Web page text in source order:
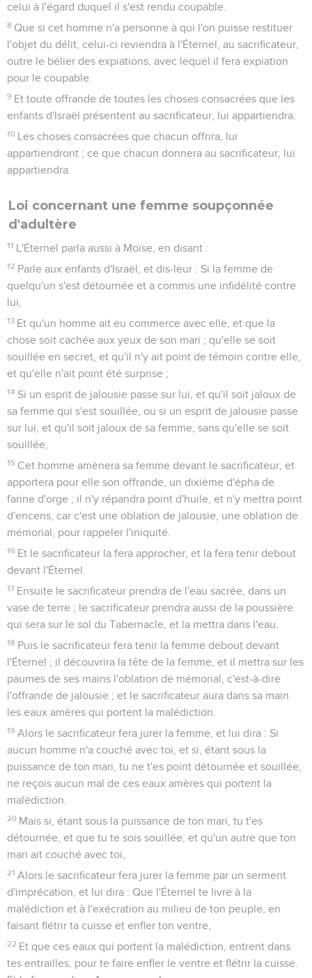
celui à l'égard duquel il s'est rendu coupable.
8 Que si cet homme n'a personne à qui l'on puisse restituer
l'objet du délit, celui-ci reviendra à l'Éternel, au sacrificateur,
outre le bélier des expiations, avec lequel il fera expiation
pour le coupable.
9 Et toute offrande de toutes les choses consacrées que les
enfants d'Israël présentent au sacrificateur, lui appartiendra.
10 Les choses consacrées que chacun offrira, lui
appartiendront ; ce que chacun donnera au sacrificateur, lui
appartiendra.
Loi concernant une femme soupçonnée
d'adultère
11 L'Éternel parla aussi à Moïse, en disant :
12 Parle aux enfants d'Israël, et dis-leur : Si la femme de
quelqu'un s'est détournée et a commis une infidélité contre
lui,
13 Et qu'un homme ait eu commerce avec elle, et que la
chose soit cachée aux yeux de son mari ; qu'elle se soit
souillée en secret, et qu'il n'y ait point de témoin contre elle,
et qu'elle n'ait point été surprise ;
14 Si un esprit de jalousie passe sur lui, et qu'il soit jaloux de
sa femme qui s'est souillée, ou si un esprit de jalousie passe
sur lui, et qu'il soit jaloux de sa femme, sans qu'elle se soit
souillée,
15 Cet homme amènera sa femme devant le sacrificateur, et
apportera pour elle son offrande, un dixième d'épha de
farine d'orge ; il n'y répandra point d'huile, et n'y mettra point
d'encens, car c'est une oblation de jalousie, une oblation de
mémorial, pour rappeler l'iniquité.
16 Et le sacrificateur la fera approcher, et la fera tenir debout
devant l'Éternel.
17 Ensuite le sacrificateur prendra de l'eau sacrée, dans un
vase de terre ; le sacrificateur prendra aussi de la poussière
qui sera sur le sol du Tabernacle, et la mettra dans l'eau.
18 Puis le sacrificateur fera tenir la femme debout devant
l'Éternel ; il découvrira la tête de la femme, et il mettra sur les
paumes de ses mains l'oblation de mémorial, c'est-à-dire
l'offrande de jalousie ; et le sacrificateur aura dans sa main
les eaux amères qui portent la malédiction.
19 Alors le sacrificateur fera jurer la femme, et lui dira : Si
aucun homme n'a couché avec toi, et si, étant sous la
puissance de ton mari, tu ne t'es point détournée et souillée,
ne reçois aucun mal de ces eaux amères qui portent la
malédiction.
20 Mais si, étant sous la puissance de ton mari, tu t'es
détournée, et que tu te sois souillée, et qu'un autre que ton
mari ait couché avec toi,
21 Alors le sacrificateur fera jurer la femme par un serment
d'imprécation, et lui dira : Que l'Éternel te livre à la
malédiction et à l'exécration au milieu de ton peuple, en
faisant flétrir ta cuisse et enfler ton ventre,
22 Et que ces eaux qui portent la malédiction, entrent dans
tes entrailles, pour te faire enfler le ventre et flétrir la cuisse.